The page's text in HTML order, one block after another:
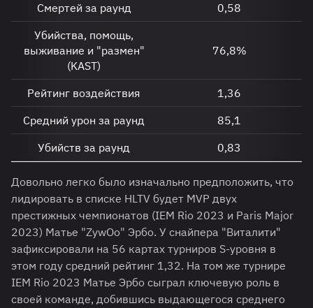
Смертей за раунд
0,58
Убийства, помощь,
выживание и "размен"
(KAST)
76,8%
Рейтинг воздействия
1,36
Средний урон за раунд
85,1
Убийств за раунд
0,83
Довольно легко было изначально предположить, что
лидировать в списке HLTV будет MVP двух
престижных чемпионатов (IEM Rio 2023 и Paris Major
2023) Матье "ZywOo" Эрбо. У снайпера "Виталити"
зафиксировали на 56 картах турниров S-уровня в
этом году средний рейтинг 1,32. На том же турнире
IEM Rio 2023 Матье Эрбо сыграл ключевую роль в
своей команде, добившись выдающегося среднего